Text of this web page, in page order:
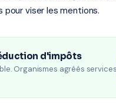
viser les mentions.
d'impôts
Organismes agréés services